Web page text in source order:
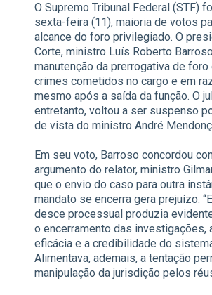
O Supremo Tribunal Federal (STF)
sexta-feira (11), maioria de votos
alcance do foro privilegiado. O
Corte, ministro Luís Roberto
manutenção da prerrogativa de
crimes cometidos no cargo e em
mesmo após a saída da função. O
entretanto, voltou a ser suspenso
de vista do ministro André
Em seu voto, Barroso concordou
argumento do relator, ministro
que o envio do caso para outra
mandato se encerra gera prejuízo.
desce processual produzia
o encerramento das investigações,
eficácia e a credibilidade do
Alimentava, ademais, a tentação
manipulação da jurisdição pelos